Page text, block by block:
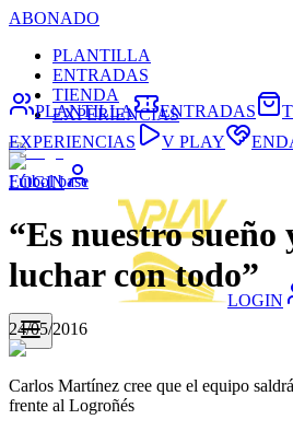
ABONADO
PLANTILLA
ENTRADAS
TIENDA
EXPERIENCIAS
LOGIN
LOGIN
PLANTILLA ENTRADAS
EXPERIENCIAS
V PLAY
Fútbol base
“Es nuestro sueño
luchar con todo”
24/05/2016
Carlos Martínez cree que el equipo
frente al Logroñés